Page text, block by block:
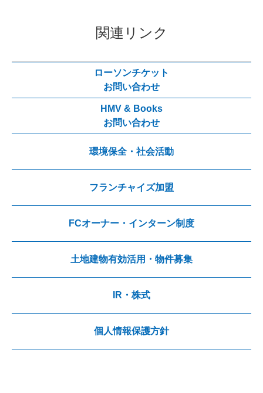
関連リンク
ローソンチケット
お問い合わせ
HMV & Books
お問い合わせ
環境保全・社会活動
フランチャイズ加盟
FCオーナー・インターン制度
土地建物有効活用・物件募集
IR・株式
個人情報保護方針